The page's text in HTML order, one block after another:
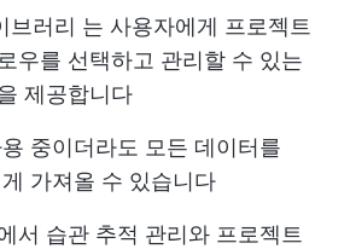
브러리 는 사용자에게 프로젝트
우를 선택하고 관리할 수 있는
제공합니다
중이더라도 모든 데이터를
가져올 수 있습니다
서 습관 추적 관리와 프로젝트